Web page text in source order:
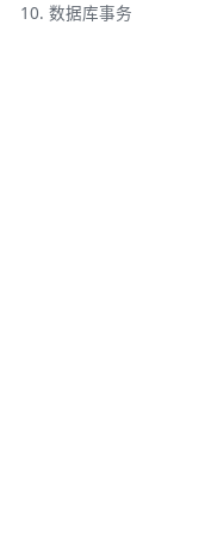
10. 数据库事务